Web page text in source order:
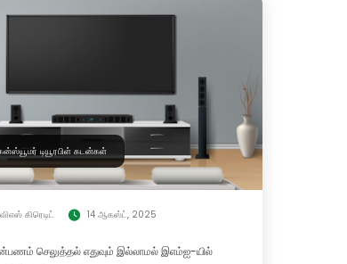
டியூரபிள் கடன்கள்
கிரெடிட் 14 ஆகஸ்ட், 2025
செலுத்தல் எதுவும் இல்லாமல் இஎம்ஐ-யில்